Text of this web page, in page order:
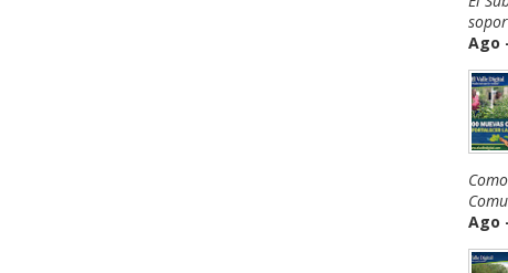
Ago
Ago